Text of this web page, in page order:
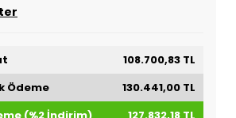
108.700,83 TL
Ödeme
130.441,00 TL